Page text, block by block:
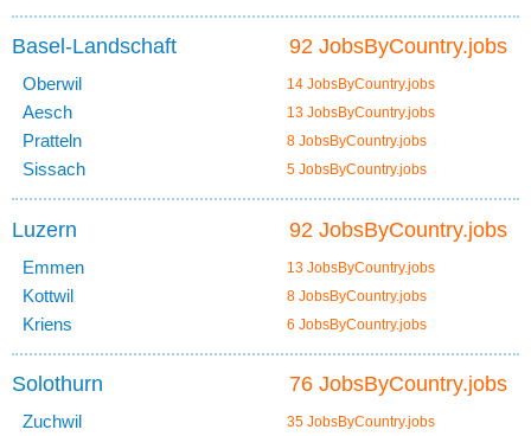
92 JobsByCountry.jobs
Basel-Landschaft
Oberwil 14 JobsByCountry.jobs
Aesch 13 JobsByCountry.jobs
Pratteln 8 JobsByCountry.jobs
Sissach 5 JobsByCountry.jobs
92 JobsByCountry.jobs
Luzern
Emmen 13 JobsByCountry.jobs
Kottwil 8 JobsByCountry.jobs
Kriens 6 JobsByCountry.jobs
76 JobsByCountry.jobs
Solothurn
Zuchwil 35 JobsByCountry.jobs